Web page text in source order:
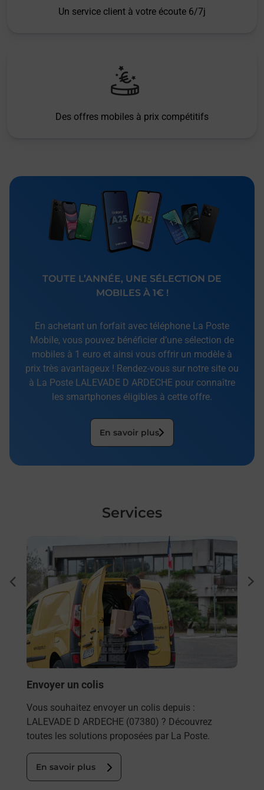
Un service client à votre écoute 6/7j
Des offres mobiles à prix compétitifs
TOUTE L’ANNÉE, UNE SÉLECTION DE
MOBILES À 1€ !
En achetant un forfait avec téléphone La Poste
Mobile, vous pouvez bénéficier d’une sélection de
mobiles à 1 euro et ainsi vous offrir un modèle à
prix très avantageux ! Rendez-vous sur notre site ou
à La Poste LALEVADE D ARDECHE pour connaître
les smartphones éligibles à cette offre.
En savoir plus
Services
Envoyer un colis
Vous souhaitez envoyer un colis depuis :
LALEVADE D ARDECHE (07380) ? Découvrez
toutes les solutions proposées par La Poste.
En savoir plus